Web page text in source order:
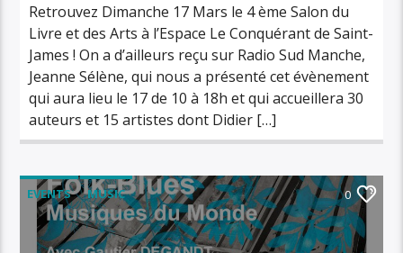
Retrouvez Dimanche 17 Mars le 4 ème Salon du
Livre et des Arts à l’Espace Le Conquérant de Saint-
James ! On a d’ailleurs reçu sur Radio Sud Manche,
Jeanne Sélène, qui nous a présenté cet évènement
qui aura lieu le 17 de 10 à 18h et qui accueillera 30
auteurs et 15 artistes dont Didier […]
EVENTS MUSIC 0